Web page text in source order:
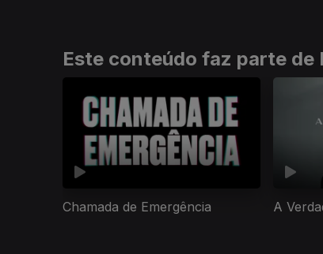
Este conteúdo faz parte de
Chamada de Emergência A